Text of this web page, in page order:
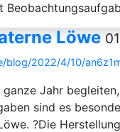
Löwe
blog/2022/4/10/
Jahr
sind es
?Die